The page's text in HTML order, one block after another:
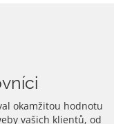
okamžitou hodnotu
vašich klientů, od